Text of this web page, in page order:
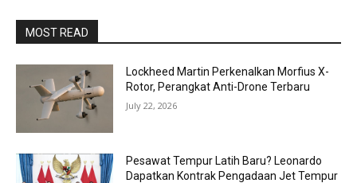
MOST READ
Lockheed Martin Perkenalkan Morfius X-
Rotor, Perangkat Anti-Drone Terbaru
July 22, 2026
Pesawat Tempur Latih Baru? Leonardo
Dapatkan Kontrak Pengadaan Jet Tempur